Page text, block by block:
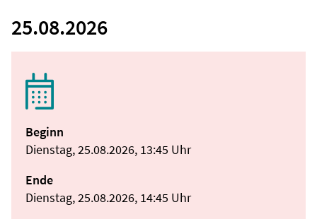
25.08.2026
Beginn
Dienstag, 25.08.2026, 13:45 Uhr
Ende
Dienstag, 25.08.2026, 14:45 Uhr